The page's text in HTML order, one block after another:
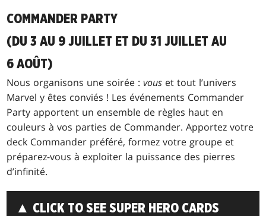
COMMANDER PARTY
(DU 3 AU 9 JUILLET ET DU 31 JUILLET AU
6 AOÛT)
Nous organisons une soirée :vous et tout l’univers
Marvel y êtes conviés ! Les événements Commander
Party apportent un ensemble de règles haut en
couleurs à vos parties de Commander. Apportez votre
deck Commander préféré, formez votre groupe et
préparez-vous à exploiter la puissance des pierres
d’infinité.
▲ CLICK TO SEE SUPER HERO CARDS